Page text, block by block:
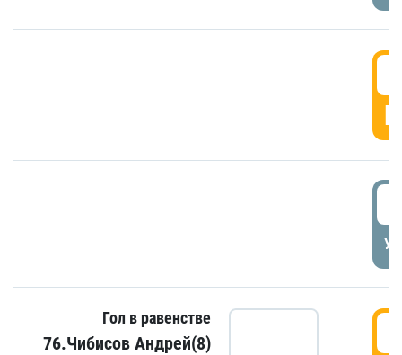
Гол в равенстве
76.Чибисов Андрей(8)